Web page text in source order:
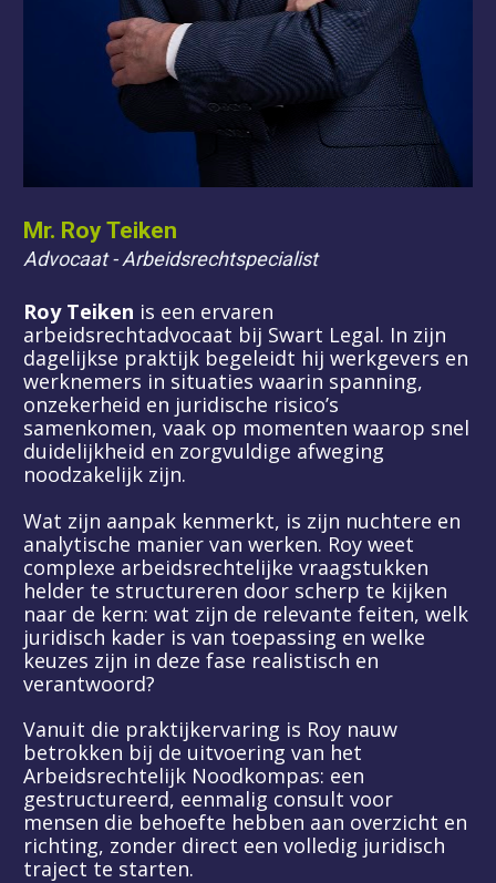
Mr. Roy Teiken
Advocaat - Arbeidsrechtspecialist
Roy Teiken is een ervaren
arbeidsrechtadvocaat bij Swart Legal. In zijn
dagelijkse praktijk begeleidt hij werkgevers en
werknemers in situaties waarin spanning,
onzekerheid en juridische risico’s
samenkomen, vaak op momenten waarop snel
duidelijkheid en zorgvuldige afweging
noodzakelijk zijn.
Wat zijn aanpak kenmerkt, is zijn nuchtere en
analytische manier van werken. Roy weet
complexe arbeidsrechtelijke vraagstukken
helder te structureren door scherp te kijken
naar de kern: wat zijn de relevante feiten, welk
juridisch kader is van toepassing en welke
keuzes zijn in deze fase realistisch en
verantwoord?
Vanuit die praktijkervaring is Roy nauw
betrokken bij de uitvoering van het
Arbeidsrechtelijk Noodkompas: een
gestructureerd, eenmalig consult voor
mensen die behoefte hebben aan overzicht en
richting, zonder direct een volledig juridisch
traject te starten.